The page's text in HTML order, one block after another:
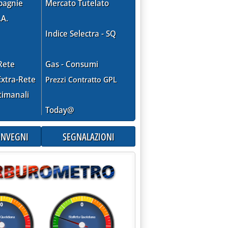
il calo dei prezzi'
28 novembre
Rete
Mercato Tutelato
Indice Selectra - SQ
Gas - Consumi
Prezzi Contratto GPL
Today@
SEGNALAZIONI